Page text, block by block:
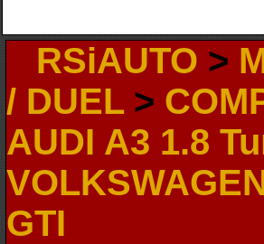
RSiAUTO >
/ DUEL>
AUDI A3 1.8
GTI